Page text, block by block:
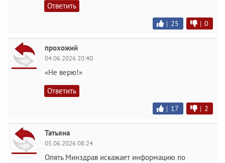
Ответить
| 25 | 0
прохожий
04.06.2026 20:40
«Не верю!»
Ответить
| 17 | 2
Татьяна
05.06.2026 08:24
Опять Минздрав искажает информацию по